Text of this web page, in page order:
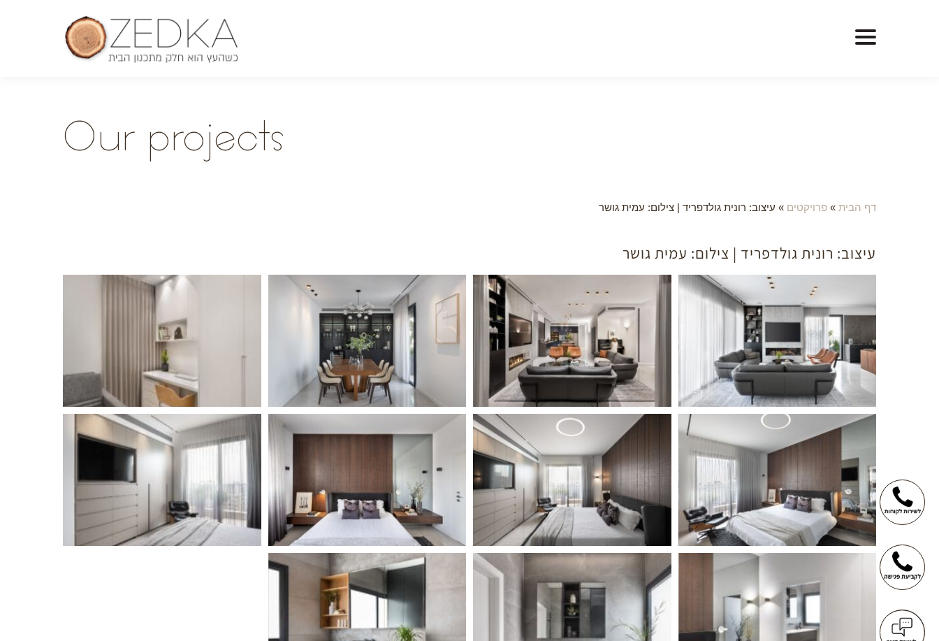
Our projects
דף הבית » פרויקטים » עיצוב: רונית גולדפריד | צילום: עמית גושר
עיצוב: רונית גולדפריד | צילום: עמית גושר